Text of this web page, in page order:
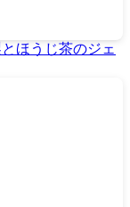
ほうじ茶のジェ